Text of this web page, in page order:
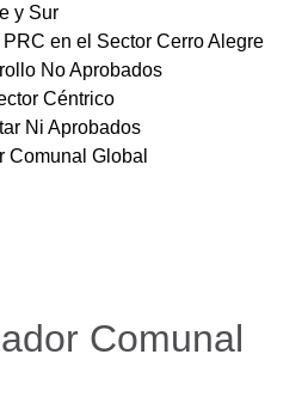
y Sur
en el Sector Cerro Alegre
No Aprobados
Céntrico
Ni Aprobados
Comunal Global
Comunal